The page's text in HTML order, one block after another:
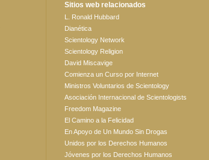
Sitios web relacionados
L. Ronald Hubbard
Dianética
Scientology Network
Scientology Religion
David Miscavige
Comienza un Curso por Internet
Ministros Voluntarios de Scientology
Asociación Internacional de Scientologists
Freedom Magazine
El Camino a la Felicidad
En Apoyo de Un Mundo Sin Drogas
Unidos por los Derechos Humanos
Jóvenes por los Derechos Humanos